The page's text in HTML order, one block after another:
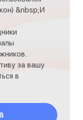
&nbsp;И
за вашу
в